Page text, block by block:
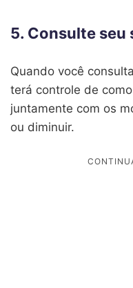
5. Consulte seu
Quando você
terá controle de
juntamente com os
ou diminuir.